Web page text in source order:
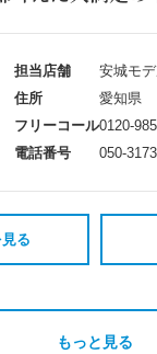
担当店舗
安城モ
住所
愛知県
フリーコール0120-
電話番号
050-
る
もっと見る